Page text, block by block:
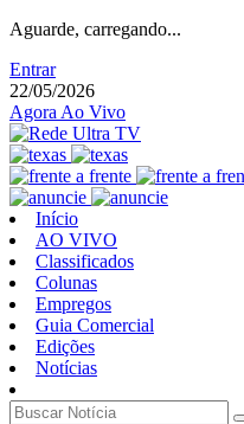
Aguarde, carregando...
Entrar
22/05/2026
Agora Ao Vivo
Início
AO VIVO
Classificados
Colunas
Empregos
Guia Comercial
Edições
Notícias